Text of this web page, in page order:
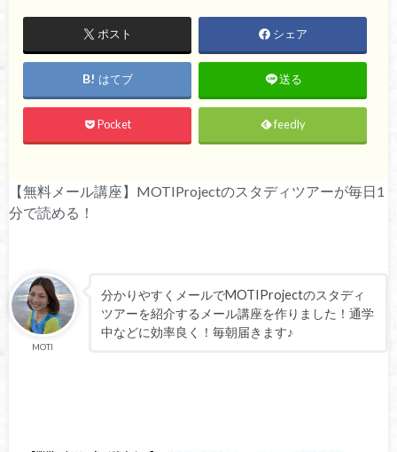
ポスト シェア
はてブ 送る
Pocket feedly
【無料メール講座】MOTIProjectのスタディツアーが毎日1
分で読める！
MOTI
分かりやすくメールでMOTIProjectのスタディ
ツアーを紹介するメール講座を作りました！通学
中などに効率良く！毎朝届きます♪